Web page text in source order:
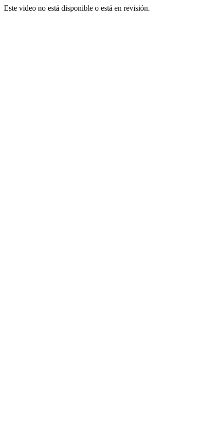
Este video no está disponible o está en revisión.